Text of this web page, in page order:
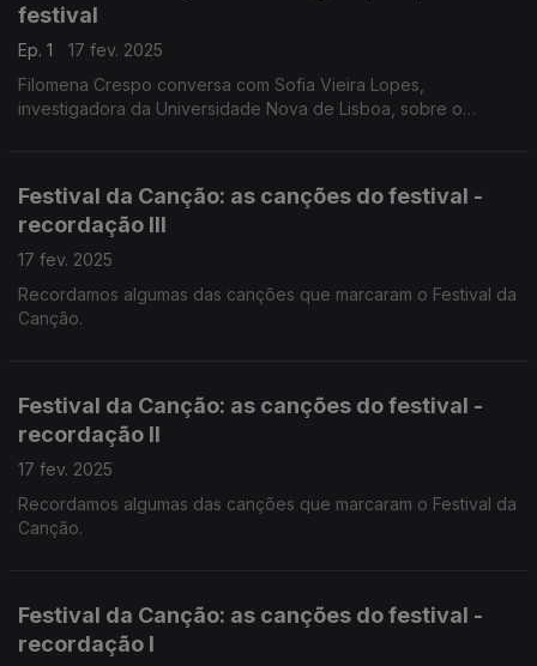
festival
Ep. 1
17 fev. 2025
Filomena Crespo conversa com Sofia Vieira Lopes,
investigadora da Universidade Nova de Lisboa, sobre o
Festival da Canção: as canções do festival -
recordação III
17 fev. 2025
Recordamos algumas das canções que marcaram o Festival da
Canção.
Festival da Canção: as canções do festival -
recordação II
17 fev. 2025
Recordamos algumas das canções que marcaram o Festival da
Canção.
Festival da Canção: as canções do festival -
recordação I